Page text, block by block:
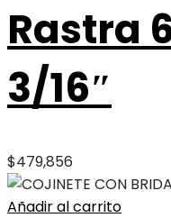
Rastra
3/16″
$479,856
Añadir al carrito